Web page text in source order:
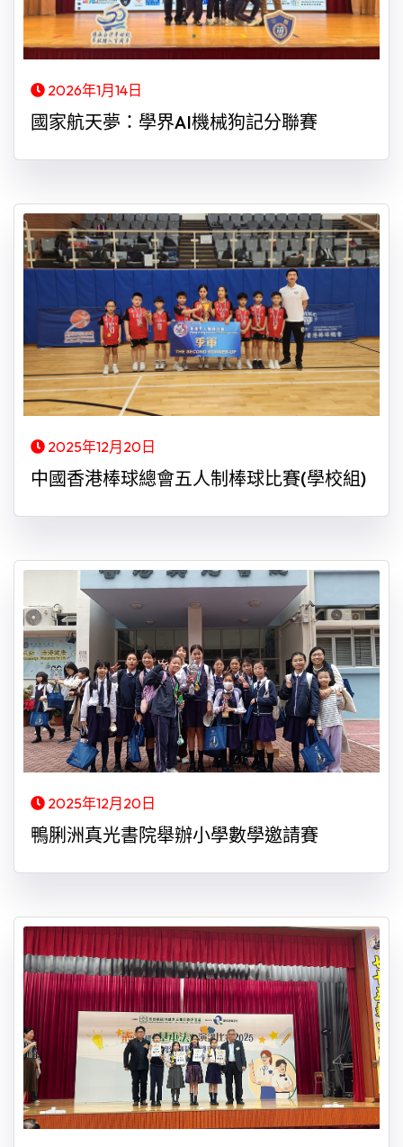
2026年1月14日
國家航天夢：學界AI機械狗記分聯賽
2025年12月20日
中國香港棒球總會五人制棒球比賽(學校組)
2025年12月20日
鴨脷洲真光書院舉辦小學數學邀請賽